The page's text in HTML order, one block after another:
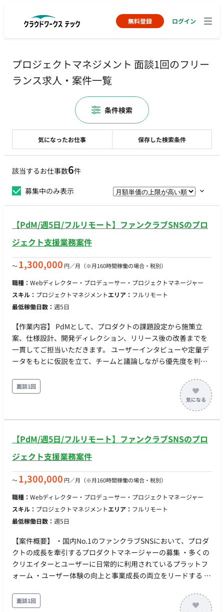
無料登録 ログイン
プロジェクトマネジメント 面談1回のフリー
ランス求人・案件一覧
該当するお仕事数6件
募集中のみ表示
【PdM/週5日/フルリモート】ファンクラブSNSのプロ
ジェクト支援業務案件
〜1,300,000 円／月 （※月160時間稼働の場合・税別）
職種： Webディレクター・プロデューサー・プロジェクトマネージャー
スキル： プロジェクトマネジメントエリア： フルリモート
最低稼働日数： 週5日
【作業内容】 PdMとして、プロダクトの課題設定から施策立
案、仕様設計、開発ディレクション、リリース後の改善までを
一貫してご担当いただきます。 ユーザーインタビューや定量デ
ータをもとに仮説を立て、チームと議論しながら優先度を判断
す。 エンジニア・デザイナーに加え、CS・Biz・マーケティン
グなど複数の職種と連携し、チームが最大限の成果を出せるよ
面談1回
【PdM/週5日/フルリモート】ファンクラブSNSのプロ
ジェクト支援業務案件
〜1,300,000 円／月 （※月160時間稼働の場合・税別）
職種： Webディレクター・プロデューサー・プロジェクトマネージャー
スキル： プロジェクトマネジメントエリア： フルリモート
最低稼働日数： 週5日
【案件概要】 ・国内No.1のファンクラブSNSにおいて、プロダ
クトの成長を牽引するプロダクトマネージャーの募集 ・多くの
クリエイターとユーザーに日常的に利用されているプラットフ
ォーム ・ユーザー体験の向上と事業成長の両立をリードする ・
ション、リリース後の改善までを一貫して担当 ・ユーザーイン
タビューや定量データをもとに仮説を立て、チームと議論しな
面談1回
気になったお仕事 保存した検索条件
条件検索